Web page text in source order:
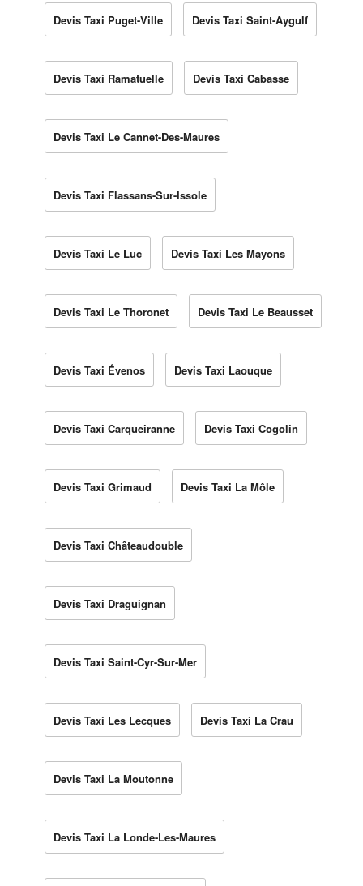
Devis Taxi Puget-Ville Devis Taxi Saint-Aygulf
Devis Taxi Ramatuelle Devis Taxi Cabasse
Devis Taxi Le Cannet-Des-Maures
Devis Taxi Flassans-Sur-Issole
Devis Taxi Le Luc Devis Taxi Les Mayons
Devis Taxi Le Thoronet Devis Taxi Le Beausset
Devis Taxi Évenos Devis Taxi Laouque
Devis Taxi Carqueiranne Devis Taxi Cogolin
Devis Taxi Grimaud Devis Taxi La Môle
Devis Taxi Châteaudouble
Devis Taxi Draguignan
Devis Taxi Saint-Cyr-Sur-Mer
Devis Taxi Les Lecques Devis Taxi La Crau
Devis Taxi La Moutonne
Devis Taxi La Londe-Les-Maures